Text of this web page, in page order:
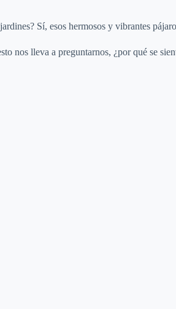
Sí, esos hermosos y vibrantes
nos lleva a preguntarnos, ¿por qué se